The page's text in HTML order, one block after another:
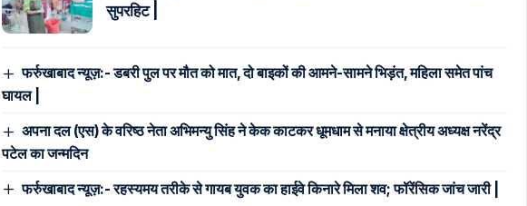
सुपरहिट |
फर्रुखाबाद न्यूज़:- डबरी पुल पर मौत को मात, दो बाइकों की आमने-सामने भिड़ंत, महिला समेत पांच
घायल |
अपना दल (एस) के वरिष्ठ नेता अभिमन्यु सिंह ने केक काटकर धूमधाम से मनाया क्षेत्रीय अध्यक्ष नरेंद्र
पटेल का जन्मदिन
फर्रुखाबाद न्यूज़:- रहस्यमय तरीके से गायब युवक का हाईवे किनारे मिला शव; फॉरेंसिक जांच जारी |